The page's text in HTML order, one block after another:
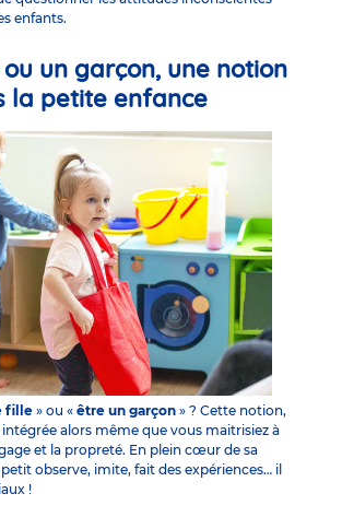
enfants.
un garçon, une notion
la petite enfance
fille » ou « être un garçon » ? Cette notion,
intégrée alors même que vous maitrisiez à
et la propreté. En plein cœur de sa
petit observe, imite, fait des expériences… il
!